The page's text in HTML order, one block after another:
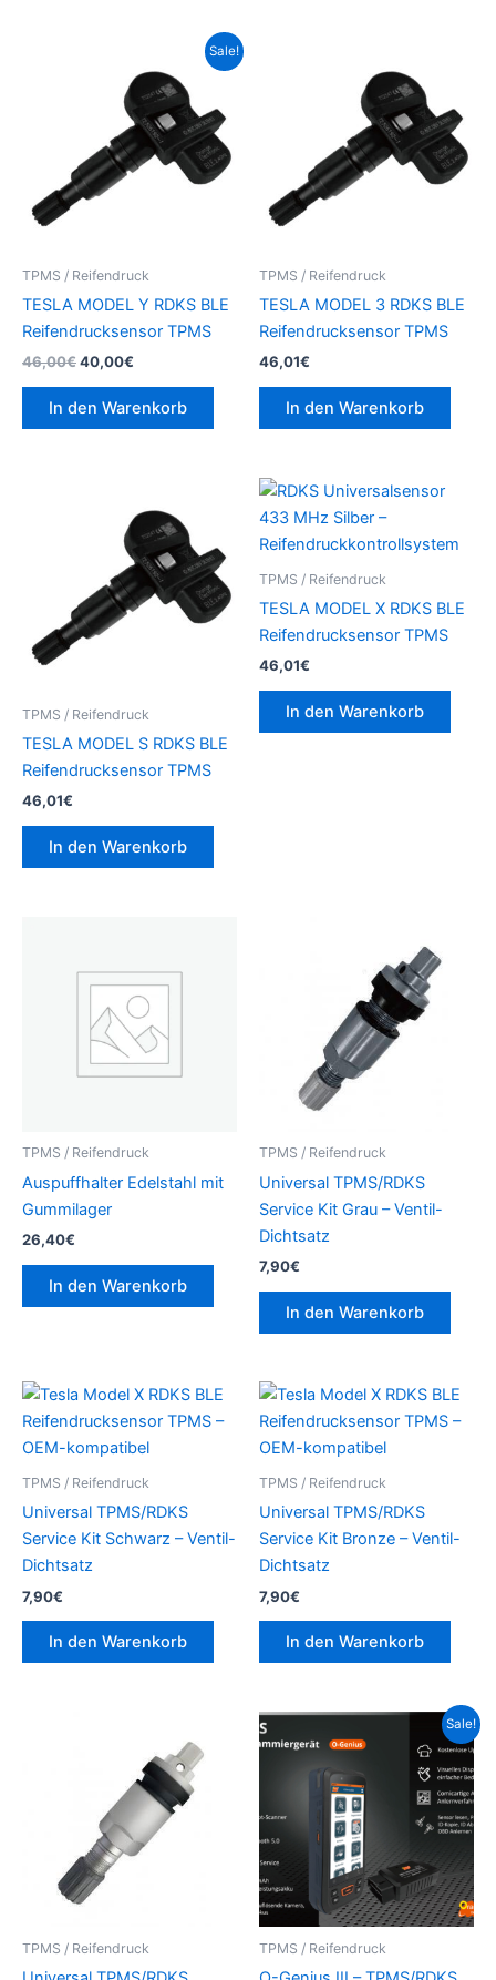
gewählt
werden
Sale!
TPMS / Reifendruck
TESLA MODEL Y RDKS BLE
Reifendrucksensor TPMS
46,00€
46,00€
40,00€
ist:
40,00€.
In den Warenkorb
TPMS / Reifendruck
TESLA MODEL 3 RDKS BLE
Reifendrucksensor TPMS
46,01€
In den Warenkorb
TPMS / Reifendruck
TESLA MODEL S RDKS BLE
Reifendrucksensor TPMS
46,01€
In den Warenkorb
TPMS / Reifendruck
TESLA MODEL X RDKS BLE
Reifendrucksensor TPMS
46,01€
In den Warenkorb
TPMS / Reifendruck
Auspuffhalter Edelstahl mit
Gummilager
26,40€
In den Warenkorb
TPMS / Reifendruck
Universal TPMS/RDKS
Service Kit Grau – Ventil-
Dichtsatz
7,90€
In den Warenkorb
TPMS / Reifendruck
Universal TPMS/RDKS
Service Kit Schwarz – Ventil-
Dichtsatz
7,90€
In den Warenkorb
TPMS / Reifendruck
Universal TPMS/RDKS
Service Kit Bronze – Ventil-
Dichtsatz
7,90€
In den Warenkorb
TPMS / Reifendruck
Sale!
TPMS / Reifendruck
Ursprünglicher
Preis
1.039,00€
Aktueller
ist:
999,00€.